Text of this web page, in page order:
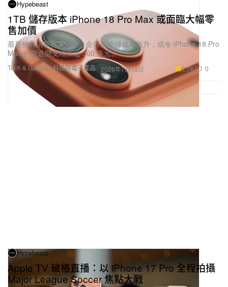
Hypebeast
1TB 儲存版本 iPhone 18 Pro Max 或面臨大幅零
售加價
最新物料清單估算顯示，全球供應鏈成本急升，或令 iPhone 18 Pro
Max 的製造開支增加近 300 美元。
Tech & Gadgets 科技與電子產品 2026年7月13日 2.7K 0
Hypebeast
Apple TV 破格直播：以 iPhone 17 Pro 全程拍攝
Major League Soccer 焦點大戰